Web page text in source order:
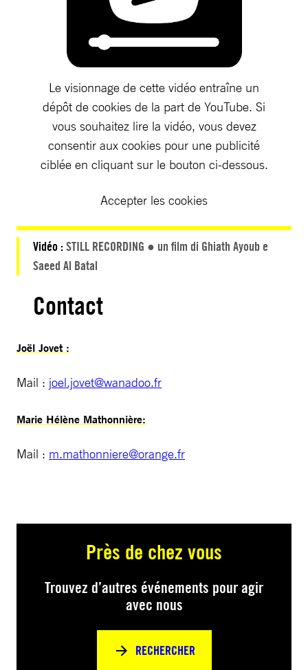
Le visionnage de cette vidéo entraîne un
dépôt de cookies de la part de YouTube. Si
vous souhaitez lire la vidéo, vous devez
consentir aux cookies pour une publicité
ciblée en cliquant sur le bouton ci-dessous.
Accepter les cookies
Vidéo : STILL RECORDING ● un film di Ghiath Ayoub e
Saeed Al Batal
Contact
Joël Jovet :
Mail : joel.jovet@wanadoo.fr
Marie Hélène Mathonnière:
Mail : m.mathonniere@orange.fr
Près de chez vous
Trouvez d’autres événements pour agir
avec nous
RECHERCHER